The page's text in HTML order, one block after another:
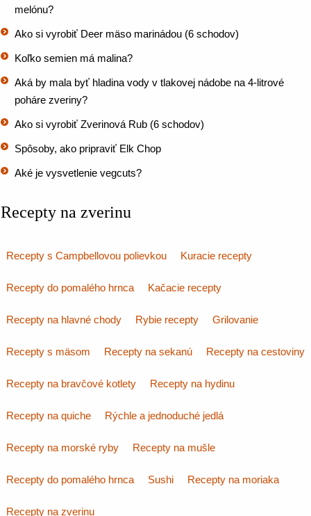
melónu?
Ako si vyrobiť Deer mäso marinádou (6 schodov)
Koľko semien má malina?
Aká by mala byť hladina vody v tlakovej nádobe na 4-litrové
poháre zveriny?
Ako si vyrobiť Zverinová Rub (6 schodov)
Spôsoby, ako pripraviť Elk Chop
Aké je vysvetlenie vegcuts?
Recepty na zverinu
Recepty s Campbellovou polievkou Kuracie recepty
Recepty do pomalého hrnca Kačacie recepty
Recepty na hlavné chody Rybie recepty Grilovanie
Recepty s mäsom Recepty na sekanú Recepty na cestoviny
Recepty na bravčové kotlety Recepty na hydinu
Recepty na quiche Rýchle a jednoduché jedlá
Recepty na morské ryby Recepty na mušle
Recepty do pomalého hrnca Sushi Recepty na moriaka
Recepty na zverinu